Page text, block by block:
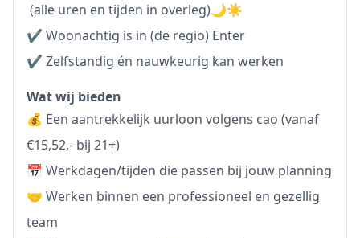
(alle uren en tijden in overleg)🌙☀️
✔️ Woonachtig is in (de regio) Enter
✔️ Zelfstandig én nauwkeurig kan werken
Wat wij bieden
💰 Een aantrekkelijk uurloon volgens cao (vanaf
€15,52,- bij 21+)
📅 Werkdagen/tijden die passen bij jouw planning
🤝 Werken binnen een professioneel en gezellig
team